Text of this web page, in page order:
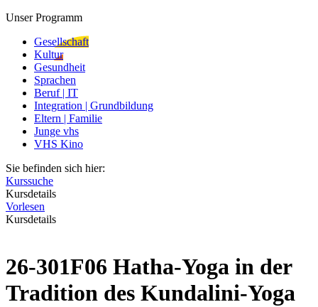
Unser Programm
Gesellschaft
Kultur
Gesundheit
Sprachen
Beruf | IT
Integration | Grundbildung
Eltern | Familie
Junge vhs
VHS Kino
Sie befinden sich hier:
Kurssuche
Kursdetails
Vorlesen
Kursdetails
26-301F06 Hatha-Yoga in der
Tradition des Kundalini-Yoga